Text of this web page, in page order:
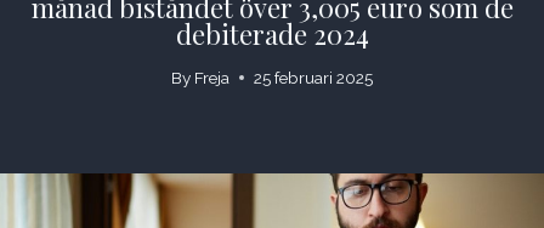
debiterade 2024
By Freja 25 februari 2025